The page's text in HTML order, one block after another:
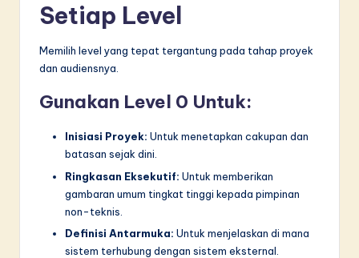
Setiap Level
Memilih level yang tepat tergantung pada tahap proyek
dan audiensnya.
Gunakan Level 0 Untuk:
Inisiasi Proyek: Untuk menetapkan cakupan dan
batasan sejak dini.
Ringkasan Eksekutif: Untuk memberikan
gambaran umum tingkat tinggi kepada pimpinan
non-teknis.
Definisi Antarmuka: Untuk menjelaskan di mana
sistem terhubung dengan sistem eksternal.